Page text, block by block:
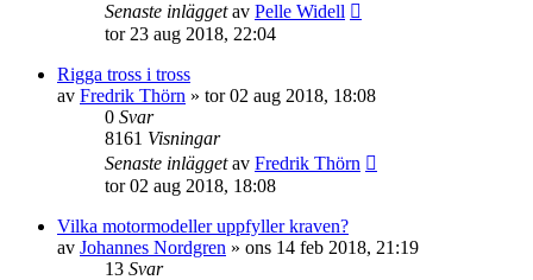
Senaste inläggetav Pelle Widell
tor 23 aug 2018, 22:04
Rigga tross i tross
av Fredrik Thörn » tor 02 aug 2018, 18:08
0 Svar
8161 Visningar
Senaste inläggetav Fredrik Thörn
tor 02 aug 2018, 18:08
Vilka motormodeller uppfyller kraven?
av Johannes Nordgren » ons 14 feb 2018, 21:19
13 Svar